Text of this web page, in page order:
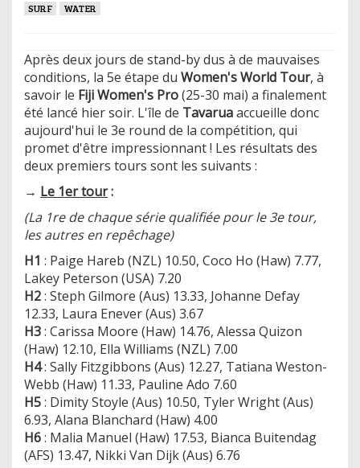
SURF WATER
Après deux jours de stand-by dus à de mauvaises
conditions, la 5e étape du Women's World Tour, à
savoir le Fiji Women's Pro(25-30 mai) a finalement
été lancé hier soir. L'île de Tavaruaaccueille donc
aujourd'hui le 3e round de la compétition, qui
promet d'être impressionnant ! Les résultats des
deux premiers tours sont les suivants :
→ Le 1er tour:
(La 1re de chaque série qualifiée pour le 3e tour,
les autres en repêchage)
H1 : Paige Hareb (NZL) 10.50, Coco Ho (Haw) 7.77,
Lakey Peterson (USA) 7.20
H2: Steph Gilmore (Aus) 13.33, Johanne Defay
12.33, Laura Enever (Aus) 3.67
H3: Carissa Moore (Haw) 14.76, Alessa Quizon
(Haw) 12.10, Ella Williams (NZL) 7.00
H4: Sally Fitzgibbons (Aus) 12.27, Tatiana Weston-
Webb (Haw) 11.33, Pauline Ado 7.60
H5: Dimity Stoyle (Aus) 10.50, Tyler Wright (Aus)
6.93, Alana Blanchard (Haw) 4.00
H6: Malia Manuel (Haw) 17.53, Bianca Buitendag
(AFS) 13.47, Nikki Van Dijk (Aus) 6.76